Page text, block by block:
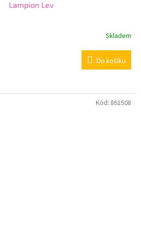
Lampion Lev
Skladem
Do košíku
Kód: 861508